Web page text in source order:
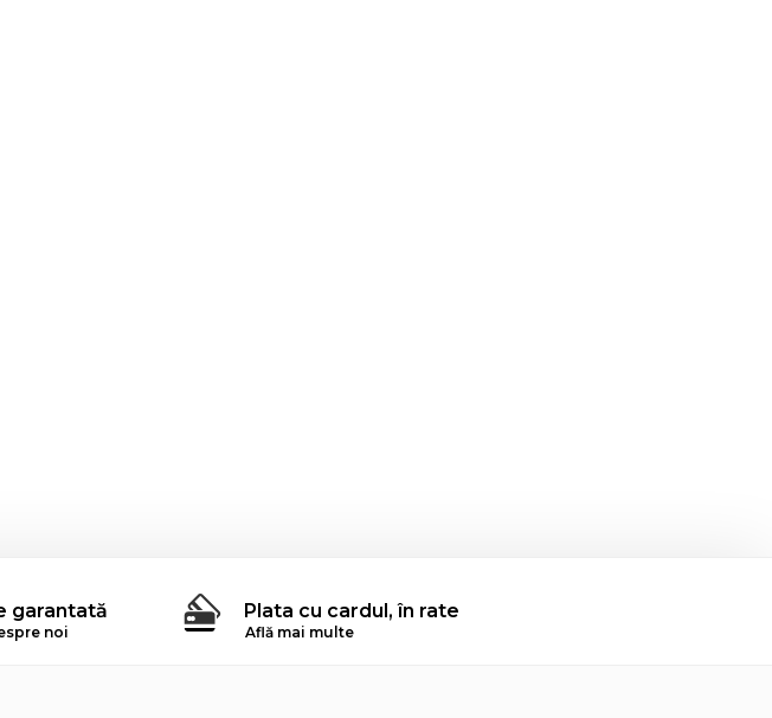
garantată
noi
Plata cu cardul, în rate
Află mai multe